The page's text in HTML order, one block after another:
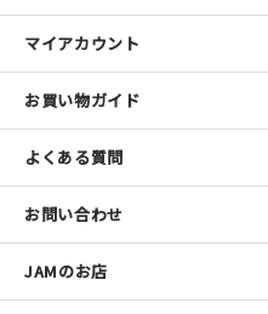
マイアカウント
お買い物ガイド
よくある質問
お問い合わせ
JAMのお店